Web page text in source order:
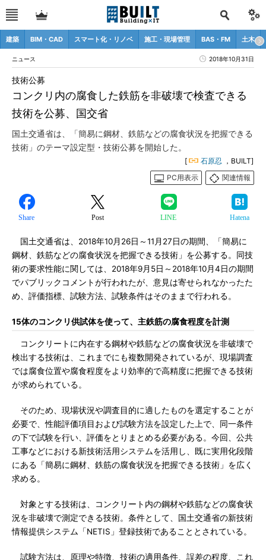
建築 BIM・CAD スマート化・リノベ 施工・現場管理 BAS・FM 土木
ニュース 2018年10月31日
コンクリ内の腐食した鉄筋を非破壊で検査できる
技術を公募、国交省
技術公募
国土交通省は、「簡易に鋼材、鉄筋などの腐食状況を把握できる
技術」のテーマ設定型・技術公募を開始した。
[ 石原忍 ，BUILT]
PC用表示
関連情報
Share Post LINE Hatena
国土交通省は、2018年10月26日～11月27日の期間、「簡易に
鋼材、鉄筋などの腐食状況を把握できる技術」を公募する。同技
術の要求性能に関しては、2018年9月5日～2018年10月4日の期間
でパブリックコメントが行われたが、意見は寄せられなかったた
め、評価指標、試験方法、試験条件はそのままで行われる。
15体のコンクリ供試体を使って、主鉄筋の腐食程度を計測
コンクリートに内在する鋼材や鉄筋などの腐食状況を非破壊で
検出する技術は、これまでにも複数開発されているが、現場調査
では腐食位置や腐食程度をより効率的で高精度に把握できる技術
が求められている。
そのため、現場状況や調査目的に適したものを選定することが
必要で、性能評価項目および試験方法を設定した上で、同一条件
の下で試験を行い、評価をとりまとめる必要がある。今回、公共
工事などにおける新技術活用システムを活用し、既に実用化段階
にある「簡易に鋼材、鉄筋の腐食状況を把握できる技術」を広く
求める。
対象とする技術は、コンクリート内の鋼材や鉄筋などの腐食状
況を非破壊で測定できる技術。条件として、国土交通省の新技術
情報提供システム「NETIS」登録技術であることとされている。
試験方法は、原理や特徴、技術の適用条件、誤差の程度、これ